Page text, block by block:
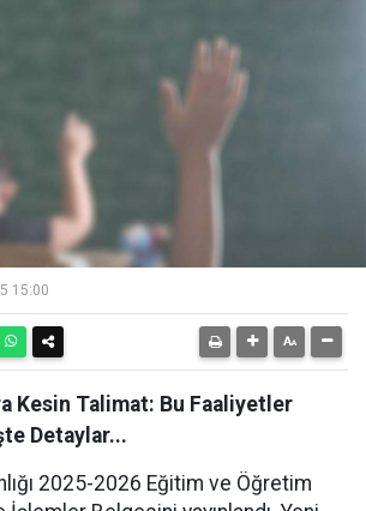
15:00
Kesin Talimat: Bu Faaliyetler
Detaylar...
2025-2026 Eğitim ve Öğretim